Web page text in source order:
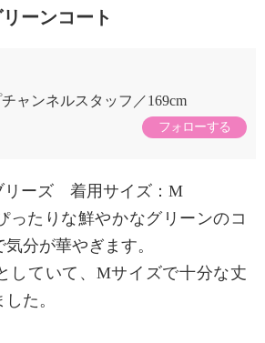
ーンコート
ャンネルスタッフ
169cm
フォローする
リーズ 着用サイズ：M
ったりな鮮やかなグリーンのコ
分が華やぎます。
していて、Mサイズで十分な丈
た。